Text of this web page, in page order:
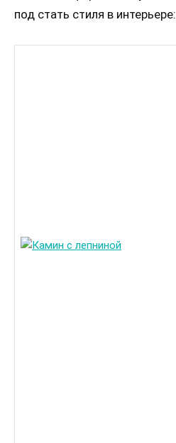
под стать стиля в интерьере: